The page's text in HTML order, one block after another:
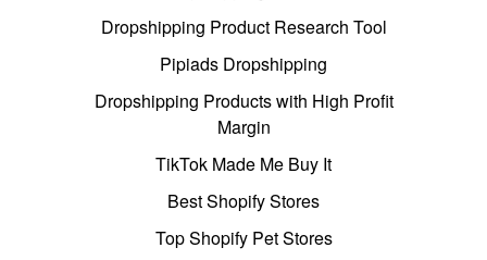
Dropshipping Product Research Tool
Pipiads Dropshipping
Dropshipping Products with High Profit
Margin
TikTok Made Me Buy It
Best Shopify Stores
Top Shopify Pet Stores